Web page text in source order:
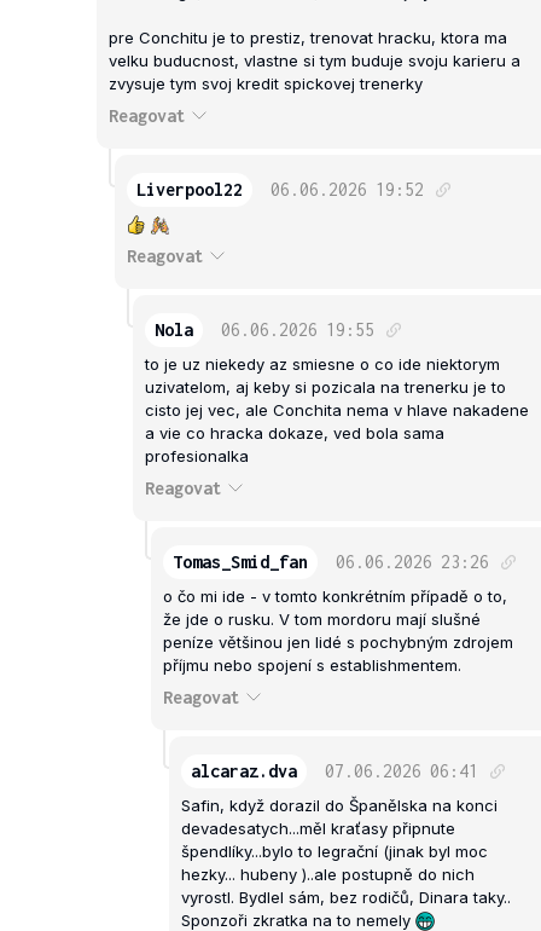
pre Conchitu je to prestiz, trenovat hracku, ktora ma
velku buducnost, vlastne si tym buduje svoju karieru a
zvysuje tym svoj kredit spickovej trenerky
Reagovat
Liverpool22 06.06.2026 19:52
Reagovat
Nola 06.06.2026 19:55
to je uz niekedy az smiesne o co ide niektorym
uzivatelom, aj keby si pozicala na trenerku je to
cisto jej vec, ale Conchita nema v hlave nakadene
a vie co hracka dokaze, ved bola sama
profesionalka
Reagovat
Tomas_Smid_fan 06.06.2026 23:26
o čo mi ide - v tomto konkrétním případě o to,
že jde o rusku. V tom mordoru mají slušné
peníze většinou jen lidé s pochybným zdrojem
příjmu nebo spojení s establishmentem.
Reagovat
alcaraz.dva 07.06.2026 06:41
Safin, když dorazil do Španělska na konci
devadesatych...měl kraťasy připnute
špendlíky...bylo to legrační (jinak byl moc
hezky... hubeny )..ale postupně do nich
vyrostl. Bydlel sám, bez rodičů, Dinara taky..
Sponzoři zkratka na to nemely